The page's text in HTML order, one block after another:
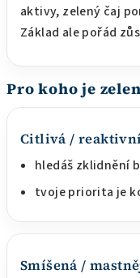
aktivy, zelený čaj
Základ ale pořád
Pro koho je
Citlivá / reaktivní
hledáš zklidnění
tvoje priorita je
Smíšená /